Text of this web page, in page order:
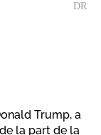
DR
Trump, a
la part de la